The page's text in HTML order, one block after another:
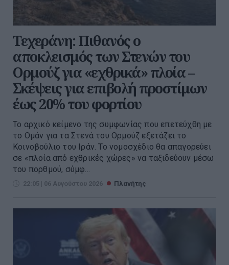
Τεχεράνη: Πιθανός ο
αποκλεισμός των Στενών του
Ορμούζ για «εχθρικά» πλοία –
Σκέψεις για επιβολή προστίμων
έως 20% του φορτίου
Το αρχικό κείμενο της συμφωνίας που επετεύχθη με
το Ομάν για τα Στενά του Ορμούζ εξετάζει το
Κοινοβούλιο του Ιράν. Το νομοσχέδιο θα απαγορεύει
σε «πλοία από εχθρικές χώρες» να ταξιδεύουν μέσω
του πορθμού, σύμφ...
22:05 | 06 Αυγούστου 2026 Πλανήτης